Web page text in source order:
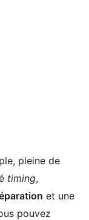
pleine de
timing,
et une
pouvez